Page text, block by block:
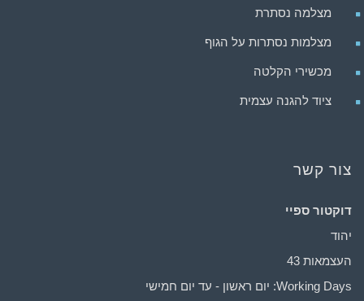
מצלמה נסתרת
מצלמות נסתרות על הגוף
מכשירי הקלטה
ציוד להגנה עצמית
צור קשר
דוקטור ספיי
יהוד
העצמאות 43
Working Days: יום ראשון - עד יום חמישי